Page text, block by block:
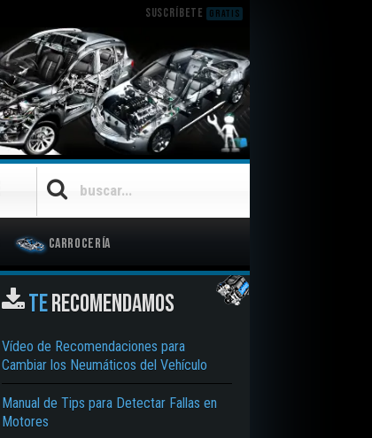
SUSCRÍBETE GRATIS
Carrocería
TERECOMENDAMOS
Vídeo de Recomendaciones para
Cambiar los Neumáticos del Vehículo
Manual de Tips para Detectar Fallas en
Motores